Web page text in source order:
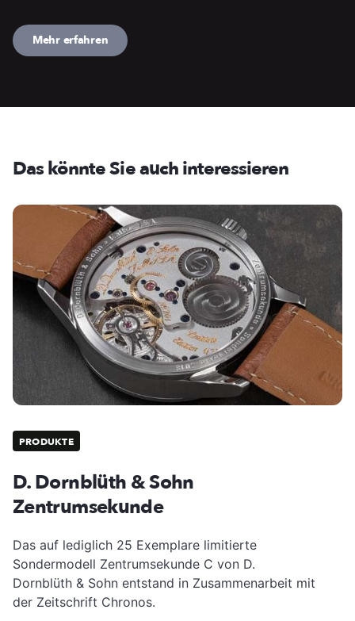
Mehr erfahren
Das könnte Sie auch interessieren
PRODUKTE
D. Dornblüth & Sohn
Zentrumsekunde
Das auf lediglich 25 Exemplare limitierte
Sondermodell Zentrumsekunde C von D.
Dornblüth & Sohn entstand in Zusammenarbeit mit
der Zeitschrift Chronos.